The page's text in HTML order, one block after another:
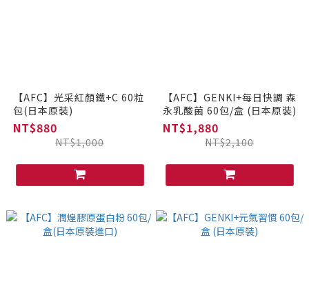
【AFC】光采紅顏鐵+C 60粒
包(日本原裝)
NT$880
NT$1,000
【AFC】GENKI+每日快調 森
永乳酸菌 60包/盒 (日本原裝)
NT$1,880
NT$2,100